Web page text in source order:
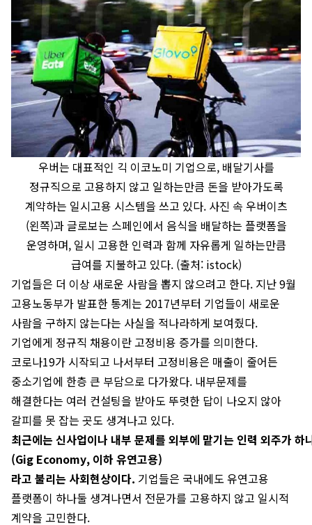
우버는 대표적인 긱 이코노미 기업으로, 배달기사를
정규직으로 고용하지 않고 일하는만큼 돈을 받아가도록
계약하는 일시고용 시스템을 쓰고 있다. 사진 속 우버이츠
(왼쪽)과 글로보는 스페인에서 음식을 배달하는 플랫폼을
운영하며, 일시 고용한 인력과 함께 자유롭게 일하는만큼
급여를 지불하고 있다. (출처: istock)
기업들은 더 이상 새로운 사람을 뽑지 않으려고 한다. 지난 9월
고용노동부가 발표한 통계는 2017년부터 기업들이 새로운
사람을 구하지 않는다는 사실을 적나라하게 보여줬다.
기업에게 정규직 채용이란 고정비용 증가를 의미한다.
코로나19가 시작되고 나서부터 고정비용은 매출이 줄어든
중소기업에 한층 큰 부담으로 다가왔다. 내부문제를
해결한다는 여러 컨설팅을 받아도 뚜렷한 답이 나오지 않아
갈피를 못 잡는 곳도 생겨나고 있다.
최근에는 신사업이나 내부 문제를 외부에 맡기는 인력 외주가
(Gig Economy, 이하 유연고용)
라고 불리는 사회현상이다. 기업들은 국내에도 유연고용
플랫폼이 하나둘 생겨나면서 전문가를 고용하지 않고 일시적
계약을 고민한다.